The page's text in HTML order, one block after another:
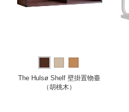
The Hulsø Shelf 壁掛置物臺
（胡桃木）